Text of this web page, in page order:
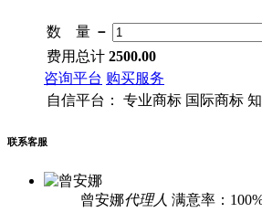
数 量 －
费用总计 2500.00
咨询平台 购买服务
自信平台：
专业商标 国际商标
联系客服
曾安娜代理人 满意率：